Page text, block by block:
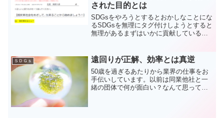
された目的とは
SDGsをやろうとするとおかしなことにな
るSDGsを無理にタグ付けしようとすると
無理があるまずはいかに貢献しているに
セージ冒頭の写真は社内でのISO14001の
環境テス...
ＳＤＧｓ 遠回りが正解、効率とは真逆
50歳を過ぎるあたりから業界の仕事をお
手伝いしています。以前は同業他社と一
緒の団体で何が面白い？なんて思ってい